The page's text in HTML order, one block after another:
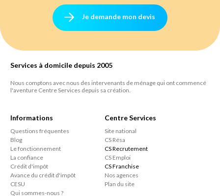
Je demande mon devis
Services à domicile depuis 2005
Nous comptons avec nous des intervenants de ménage qui ont commencé
l'aventure Centre Services depuis sa création.
Informations
Questions fréquentes
Blog
Le fonctionnement
La confiance
Crédit d'impôt
Avance du crédit d'impôt
CESU
Qui sommes-nous ?
Centre Services
Site national
CS Résa
CS Recrutement
CS Emploi
CS Franchise
Nos agences
Plan du site